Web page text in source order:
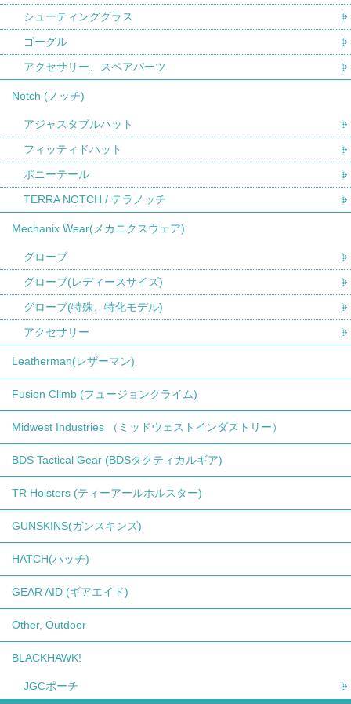
シューティンググラス
ゴーグル
アクセサリー、スペアパーツ
Notch (ノッチ)
アジャスタブルハット
フィッティドハット
ポニーテール
TERRA NOTCH / テラノッチ
Mechanix Wear(メカニクスウェア)
グローブ
グローブ(レディースサイズ)
グローブ(特殊、特化モデル)
アクセサリー
Leatherman(レザーマン)
Fusion Climb (フュージョンクライム)
Midwest Industries （ミッドウェストインダストリー）
BDS Tactical Gear (BDSタクティカルギア)
TR Holsters (ティーアールホルスター)
GUNSKINS(ガンスキンズ)
HATCH(ハッチ)
GEAR AID (ギアエイド)
Other, Outdoor
BLACKHAWK!
JGCポーチ